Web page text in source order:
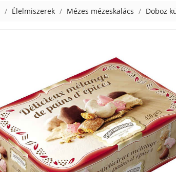
Élelmiszerek Mézes mézeskalács Doboz